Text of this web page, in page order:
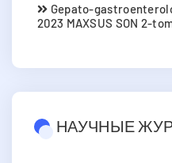
Gepato-
2023 MAXSUS SON 2-
НАУЧНЫЕ